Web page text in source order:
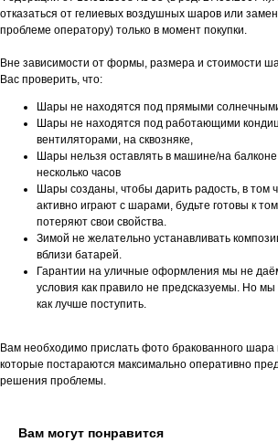
отказаться от гелиевых воздушных шаров или
проблеме оператору) только в момент покупки.
Вне зависимости от формы, размера и стоимости
Вас проверить, что:
Шары не находятся под прямыми
Шары не находятся под работающими
вентиляторами, на сквозняке,
Шары нельзя оставлять в машине/на
несколько часов
Шары созданы, чтобы дарить радость, в том
активно играют с шарами, будьте готовы к
потеряют свои свойства.
Зимой не желательно устанавливать
вблизи батарей.
Гарантии на уличные оформления мы не
условия как правило не предсказуемы. Но мы
как лучше поступить.
Вам необходимо прислать фото бракованного
которые постараются максимально оперативно
решения проблемы.
Вам могут понравится